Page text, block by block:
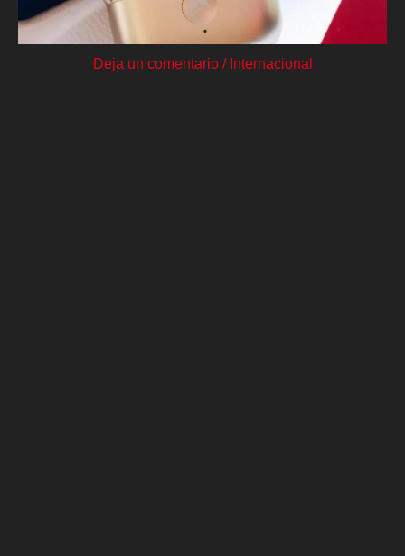
Deja un comentario / Internacional